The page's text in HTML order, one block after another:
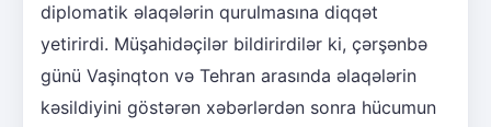
diplomatik əlaqələrin qurulmasına diqqət
yetirirdi. Müşahidəçilər bildirirdilər ki, çərşənbə
günü Vaşinqton və Tehran arasında əlaqələrin
kəsildiyini göstərən xəbərlərdən sonra hücumun